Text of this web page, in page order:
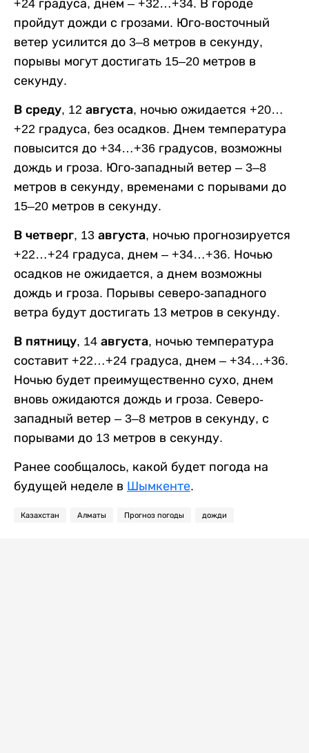
+24 градуса, днем – +32…+34. В городе
пройдут дожди с грозами. Юго-восточный
ветер усилится до 3–8 метров в секунду,
порывы могут достигать 15–20 метров в
секунду.
В среду, 12 августа, ночью ожидается +20…
+22 градуса, без осадков. Днем температура
повысится до +34…+36 градусов, возможны
дождь и гроза. Юго-западный ветер – 3–8
метров в секунду, временами с порывами до
15–20 метров в секунду.
В четверг, 13 августа, ночью прогнозируется
+22…+24 градуса, днем – +34…+36. Ночью
осадков не ожидается, а днем возможны
дождь и гроза. Порывы северо-западного
ветра будут достигать 13 метров в секунду.
В пятницу, 14 августа, ночью температура
составит +22…+24 градуса, днем – +34…+36.
Ночью будет преимущественно сухо, днем
вновь ожидаются дождь и гроза. Северо-
западный ветер – 3–8 метров в секунду, с
порывами до 13 метров в секунду.
Ранее сообщалось, какой будет погода на
будущей неделе в Шымкенте.
Казахстан Алматы Прогноз погоды дожди